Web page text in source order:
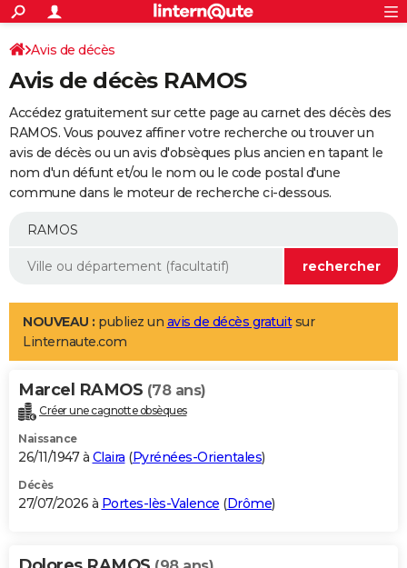
ACTUALITÉS
Politique
Société
Faits Divers
Education
Monde
Villes
+
SPORT
Coupe du monde 2026
Football
Tennis
Cyclisme
Rugby
Forum
Programme TV
TNT
Streaming
Cinéma
Sorties cinéma
Musique
+
FINANCE
Retraite
Epargne
Immobilier
Risques naturels par ville
Banque
Assurance
AUTO
Essais
Réserver un essai
Citadines
Berlines
SUV
Forum auto
+
Mobiles
Meilleur smartphone
Internet
Ordinateurs
Jeux vidéo
Guide high-tech
Aménagement intérieur
LIFESTYLE
Art de vivre
Bien-être
Loisirs
Mode
Modes de vie
Alimentation
Guide de la santé
Maladies
Médicaments
Sommeil
VOYAGE
Destinations
City break
Voyage nature
Voyage de noces
Forum
Climat
+PHOTO
GUIDES D'ACHAT
BONS PLANS
Avis de décès
Avis de décès RAMOS
Accédez gratuitement sur cette page au carnet des décès des
RAMOS. Vous pouvez affiner votre recherche ou trouver un
avis de décès ou un avis d'obsèques plus ancien en tapant le
nom d'un défunt et/ou le nom ou le code postal d'une
commune dans le moteur de recherche ci-dessous.
NOUVEAU : publiez un avis de décès gratuitsur
Linternaute.com
Marcel RAMOS (78 ans)
Créer une cagnotte obsèques
Naissance
26/11/1947 à Claira (Pyrénées-Orientales)
Décès
27/07/2026 à Portes-lès-Valence (Drôme)